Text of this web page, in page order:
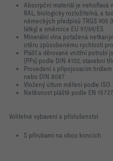
Absorpční materiál je nehořlavá
RAL, biologicky rozložitelná, a
německých předpisů TRGS
látky) a směrnice EU 97/69/ES
Minerální vlna potažená
otěru způsobenému rychlostí
Plášť a děrované vnitřní potrubí
(PPs) podle DIN 4102, stavební
Provedení s připojovacím
nebo DIN 8087
Vložený útlum měření podle ISO
Netěsnost pláště podle EN
Volitelné vybavení a příslušenství
S přírubami na obou koncích